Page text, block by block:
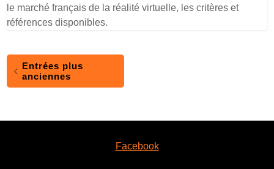
le marché français de la réalité virtuelle, les critères et
références disponibles.
Entrées plus
anciennes
Facebook